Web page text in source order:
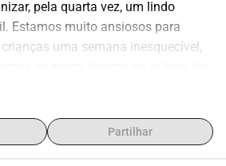
pela quarta vez, um lindo
Estamos muito ansiosos para
uma semana inesquecível,
adorar a Ele juntos. Para muitos de
em nossos corações. Mas este
algumas pessoas indo pela primeira
Partilhar